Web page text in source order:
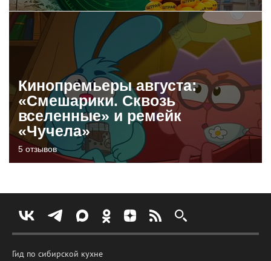
Кинопремьеры августа:
«Смешарики. Сквозь
вселенные» и ремейк
«Чучела»
5 отзывов
Гид по сибирской кухне